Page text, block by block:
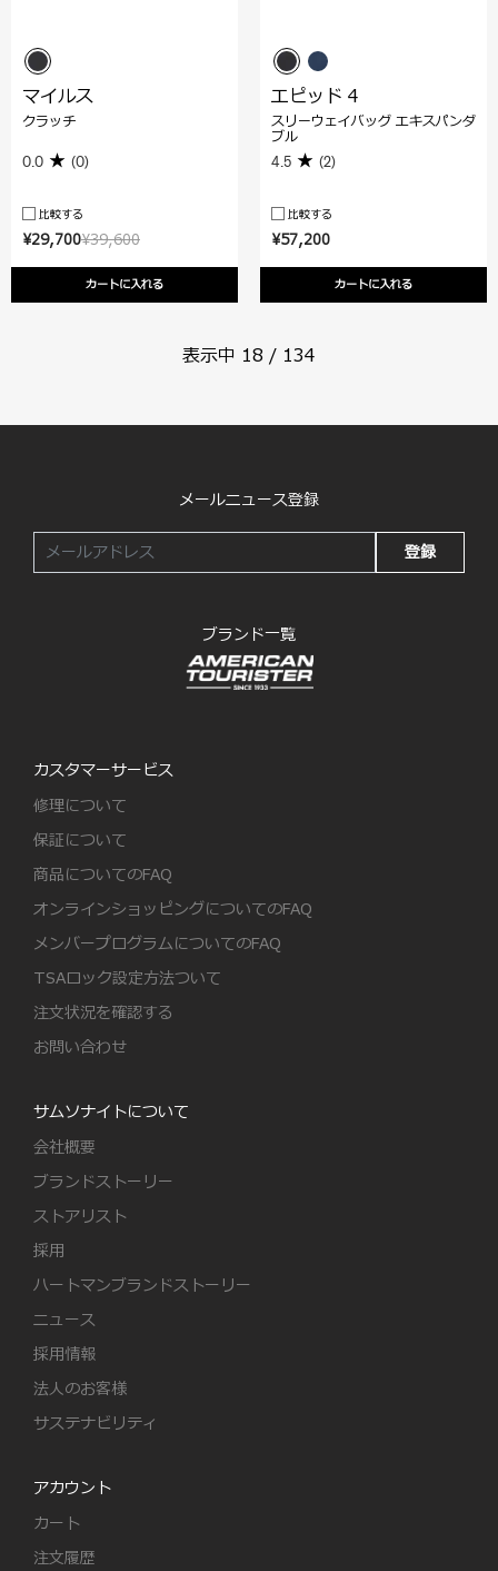
¥39,600
¥29,700
カートに入れる
マイルス
クラッチ
0.0 (0)
比較する
¥57,200
カートに入れる
エピッド 4
スリーウェイバッグ エキスパンダ
ブル
4.5 (2)
比較する
表示中 18 / 134
メールニュース登録
登録
ブランド一覧
カスタマーサービス
修理について
保証について
商品についてのFAQ
オンラインショッピングについてのFAQ
メンバープログラムについてのFAQ
TSAロック設定方法ついて
注文状況を確認する
お問い合わせ
サムソナイトについて
会社概要
ブランドストーリー
ストアリスト
採用
ハートマンブランドストーリー
ニュース
採用情報
法人のお客様
サステナビリティ
アカウント
カート
注文履歴